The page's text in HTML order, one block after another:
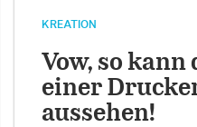
KREATION
Vow, so
einer
aussehen!